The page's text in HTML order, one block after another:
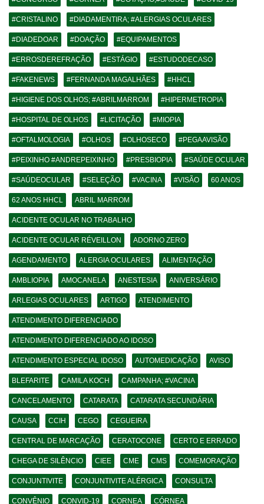
#CRISTALINO #DIADAMENTIRA; #ALERGIAS OCULARES
#DIADEDOAR #DOAÇÃO #EQUIPAMENTOS
#ERROSDEREFRAÇÃO #ESTÁGIO #ESTUDODECASO
#FAKENEWS #FERNANDA MAGALHÃES #HHCL
#HIGIENE DOS OLHOS; #ABRILMARROM #HIPERMETROPIA
#HOSPITAL DE OLHOS #LICITAÇÃO #MIOPIA
#OFTALMOLOGIA #OLHOS #OLHOSECO #PEGAAVISÃO
#PEIXINHO #ANDREPEIXINHO #PRESBIOPIA #SAÚDE OCULAR
#SAÚDEOCULAR #SELEÇÃO #VACINA #VISÃO 60 ANOS
62 ANOS HHCL ABRIL MARROM
ACIDENTE OCULAR NO TRABALHO
ACIDENTE OCULAR RÉVEILLON ADORNO ZERO
AGENDAMENTO ALERGIA OCULARES ALIMENTAÇÃO
AMBLIOPIA AMOCANELA ANESTESIA ANIVERSÁRIO
ARLEGIAS OCULARES ARTIGO ATENDIMENTO
ATENDIMENTO DIFERENCIADO
ATENDIMENTO DIFERENCIADO AO IDOSO
ATENDIMENTO ESPECIAL IDOSO AUTOMEDICAÇÃO AVISO
BLEFARITE CAMILA KOCH CAMPANHA; #VACINA
CANCELAMENTO CATARATA CATARATA SECUNDÁRIA
CAUSA CCIH CEGO CEGUEIRA
CENTRAL DE MARCAÇÃO CERATOCONE CERTO E ERRADO
CHEGA DE SILÊNCIO CIEE CME CMS COMEMORAÇÃO
CONJUNTIVITE CONJUNTIVITE ALÉRGICA CONSULTA
CONVÊNIO CONVID-19 CORNEA CÓRNEA